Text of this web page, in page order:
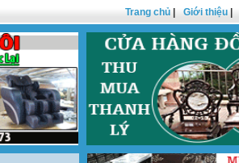
Trang chủ Giới thiệu